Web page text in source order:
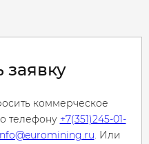
заявку
коммерческое
телефону +7(351)245-01-
. Или